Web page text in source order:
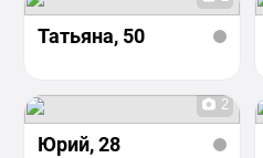
Татьяна, 50
2
Юрий, 28